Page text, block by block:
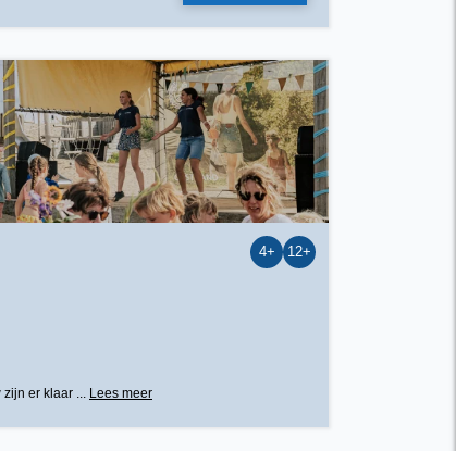
4+ 12+
er klaar ... Lees meer